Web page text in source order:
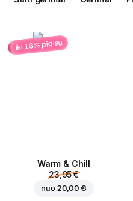
iki 16% pigiau
Warm & Chill
23,95 €
nuo 20,00 €